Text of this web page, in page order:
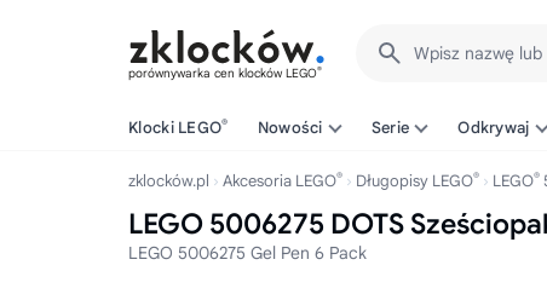
porównywarka cen klocków LEGO®
Wpisz nazwę
Klocki LEGO® Nowości Serie Odkrywaj
zklocków.pl Akcesoria LEGO® Długopisy LEGO® LEGO®
LEGO 5006275 DOTS
LEGO 5006275 Gel Pen 6 Pack